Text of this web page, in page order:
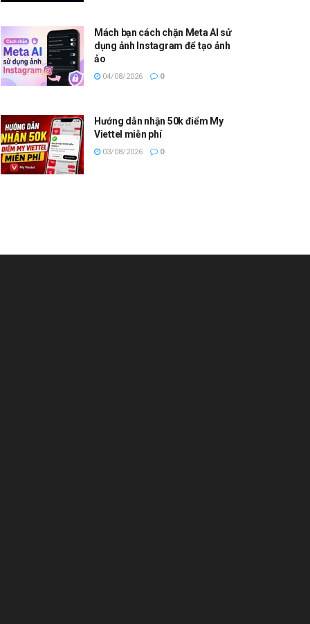
Mách bạn cách chặn Meta AI sử
dụng ảnh Instagram để tạo ảnh
ảo
04/08/2026 0
Hướng dẫn nhận 50k điểm My
Viettel miễn phí
03/08/2026 0